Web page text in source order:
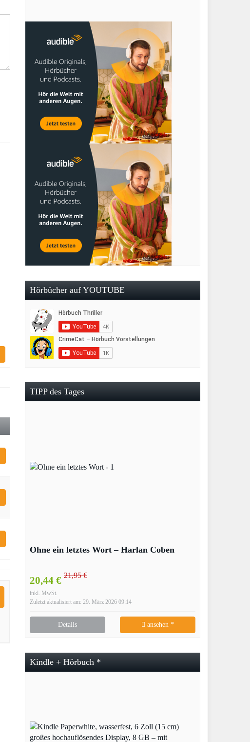
Hörbücher auf YOUTUBE
TIPP des Tages
Ohne ein letztes Wort – Harlan Coben
20,44 € 21,95 €
inkl. MwSt.
Zuletzt aktualisiert am: 29. März 2026 09:14
Details ansehen *
Kindle + Hörbuch *